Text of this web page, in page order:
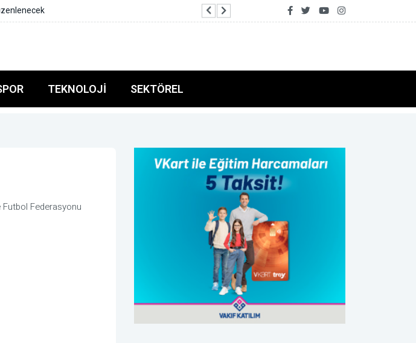
Uraloğlu: Terörün ülkemize yüklediği 2,3
TEKNOLOJI SEKTÖREL
Futbol Federasyonu